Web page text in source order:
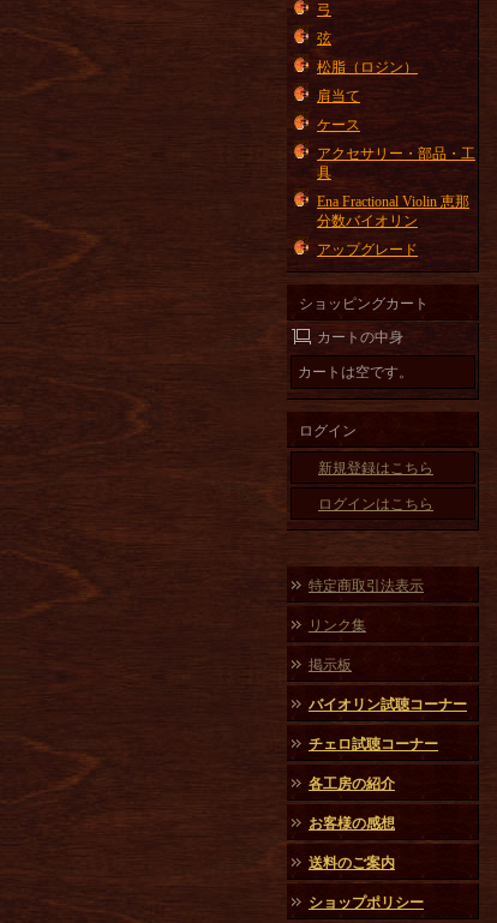
弓
弦
松脂（ロジン）
肩当て
ケース
アクセサリー・部品・工
具
Ena Fractional Violin 恵那
分数バイオリン
アップグレード
ショッピングカート
カートの中身
カートは空です。
ログイン
新規登録はこちら
ログインはこちら
特定商取引法表示
リンク集
掲示板
バイオリン試聴コーナー
チェロ試聴コーナー
各工房の紹介
お客様の感想
送料のご案内
ショップポリシー